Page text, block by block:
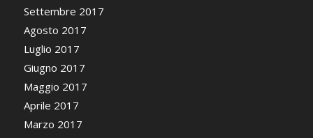
Settembre 2017
Agosto 2017
Luglio 2017
Giugno 2017
Maggio 2017
Aprile 2017
Marzo 2017